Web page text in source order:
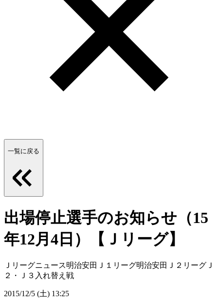
一覧に戻る
出場停止選手のお知らせ（15
年12月4日）【Ｊリーグ】
Ｊリーグニュース明治安田Ｊ１リーグ明治安田Ｊ２リーグ Ｊ
２・Ｊ３入れ替え戦
2015/12/5 (土) 13:25